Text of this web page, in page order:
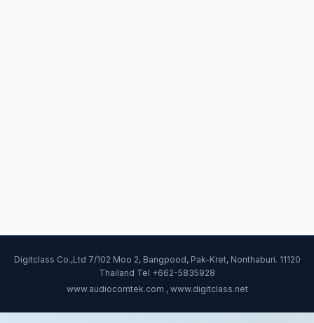
Digitclass Co.,Ltd 7/102 Moo 2, Bangpood, Pak-Kret, Nonthaburi. 11120
Thailand Tel +662-5835928
www.audiocomtek.com , www.digitclass.net